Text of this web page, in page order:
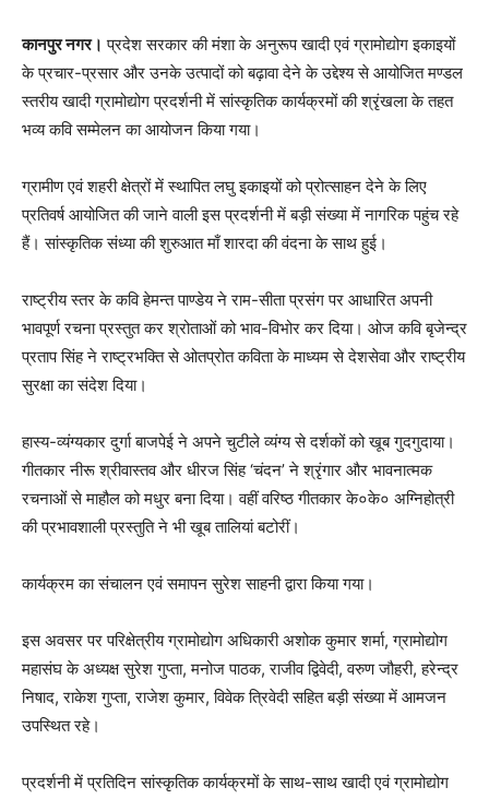
कानपुर नगर। प्रदेश सरकार की मंशा के अनुरूप खादी एवं ग्रामोद्योग इकाइयों
के प्रचार-प्रसार और उनके उत्पादों को बढ़ावा देने के उद्देश्य से आयोजित मण्डल
स्तरीय खादी ग्रामोद्योग प्रदर्शनी में सांस्कृतिक कार्यक्रमों की श्रृंखला के तहत
भव्य कवि सम्मेलन का आयोजन किया गया।
ग्रामीण एवं शहरी क्षेत्रों में स्थापित लघु इकाइयों को प्रोत्साहन देने के लिए
प्रतिवर्ष आयोजित की जाने वाली इस प्रदर्शनी में बड़ी संख्या में नागरिक पहुंच रहे
हैं। सांस्कृतिक संध्या की शुरुआत माँ शारदा की वंदना के साथ हुई।
राष्ट्रीय स्तर के कवि हेमन्त पाण्डेय ने राम-सीता प्रसंग पर आधारित अपनी
भावपूर्ण रचना प्रस्तुत कर श्रोताओं को भाव-विभोर कर दिया। ओज कवि बृजेन्द्र
प्रताप सिंह ने राष्ट्रभक्ति से ओतप्रोत कविता के माध्यम से देशसेवा और राष्ट्रीय
सुरक्षा का संदेश दिया।
हास्य-व्यंग्यकार दुर्गा बाजपेई ने अपने चुटीले व्यंग्य से दर्शकों को खूब गुदगुदाया।
गीतकार नीरू श्रीवास्तव और धीरज सिंह ‘चंदन’ ने श्रृंगार और भावनात्मक
रचनाओं से माहौल को मधुर बना दिया। वहीं वरिष्ठ गीतकार के०के० अग्निहोत्री
की प्रभावशाली प्रस्तुति ने भी खूब तालियां बटोरीं।
कार्यक्रम का संचालन एवं समापन सुरेश साहनी द्वारा किया गया।
इस अवसर पर परिक्षेत्रीय ग्रामोद्योग अधिकारी अशोक कुमार शर्मा, ग्रामोद्योग
महासंघ के अध्यक्ष सुरेश गुप्ता, मनोज पाठक, राजीव द्विवेदी, वरुण जौहरी, हरेन्द्र
निषाद, राकेश गुप्ता, राजेश कुमार, विवेक त्रिवेदी सहित बड़ी संख्या में आमजन
उपस्थित रहे।
प्रदर्शनी में प्रतिदिन सांस्कृतिक कार्यक्रमों के साथ-साथ खादी एवं ग्रामोद्योग